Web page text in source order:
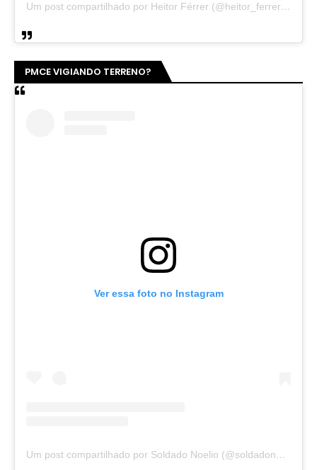
Um post compartilhado por Heitor Férrer (@heitor_ferrer77)
PMCE VIGIANDO TERRENO?
Ver essa foto no Instagram
Um post compartilhado por Soldado Noelio (@soldadonoelio)